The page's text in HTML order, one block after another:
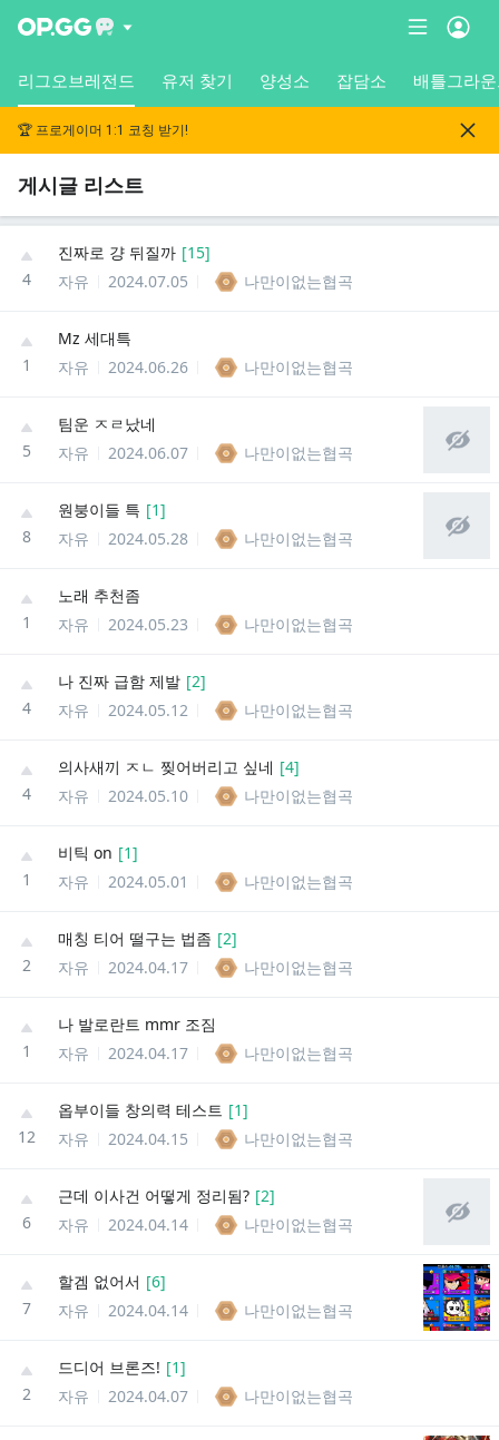
리그오브레전드 유저 찾기 양성소 잡담소 배틀그라
🏆 프로게이머 1:1 코칭 받기!
게시글 리스트
4
진짜로 걍 뒤질까 [15]
자유
2024.07.05 나만이없는협곡
1
Mz 세대특
자유
2024.06.26 나만이없는협곡
5
팀운 ㅈㄹ났네
자유
2024.06.07 나만이없는협곡
8
원붕이들 특 [1]
자유
2024.05.28 나만이없는협곡
1
노래 추천좀
자유
2024.05.23 나만이없는협곡
4
나 진짜 급함 제발 [2]
자유
2024.05.12 나만이없는협곡
4
의사새끼 ㅈㄴ 찢어버리고 싶네 [4]
자유
2024.05.10 나만이없는협곡
1
비틱 on [1]
자유
2024.05.01 나만이없는협곡
2
매칭 티어 떨구는 법좀 [2]
자유
2024.04.17 나만이없는협곡
1
나 발로란트 mmr 조짐
자유
2024.04.17 나만이없는협곡
12
옵부이들 창의력 테스트 [1]
자유
2024.04.15 나만이없는협곡
6
근데 이사건 어떻게 정리됨? [2]
자유
2024.04.14 나만이없는협곡
7
할겜 없어서 [6]
자유
2024.04.14 나만이없는협곡
2
드디어 브론즈! [1]
자유
2024.04.07 나만이없는협곡